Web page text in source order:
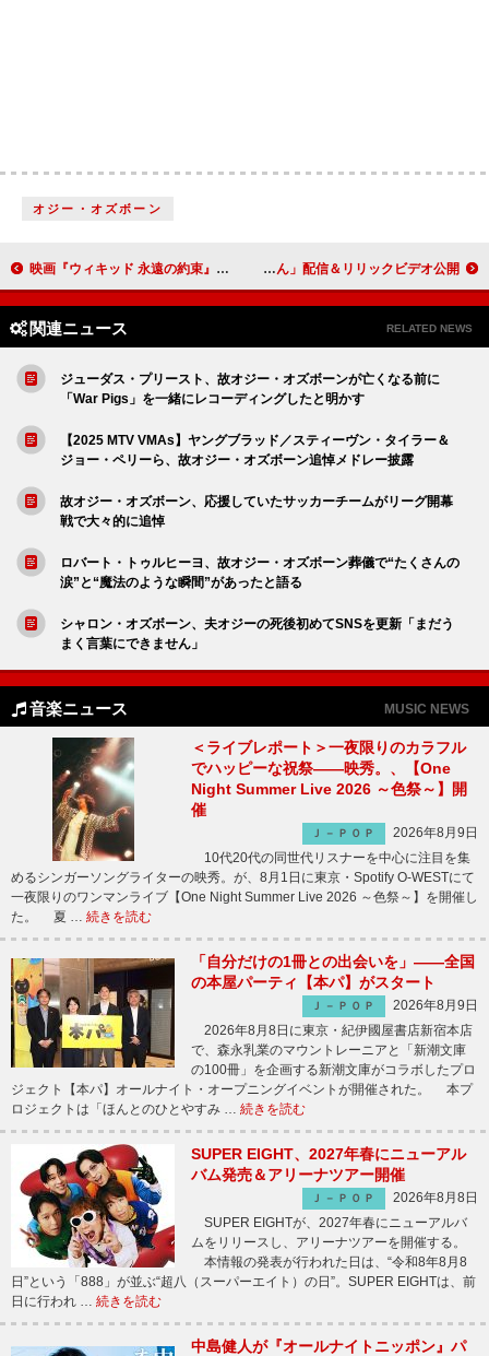
オジー・オズボーン
映画『ウィキッド 永遠の約束』サントラ発売日＆トラックリスト解禁、オリジナル曲2曲収録 Chevon、対バンツアーに向けて制作した新曲「るてん」配信＆リリックビデオ公開
関連ニュース RELATED NEWS
ジューダス・プリースト、故オジー・オズボーンが亡くなる前に
「War Pigs」を一緒にレコーディングしたと明かす
【2025 MTV VMAs】ヤングブラッド／スティーヴン・タイラー＆
ジョー・ペリーら、故オジー・オズボーン追悼メドレー披露
故オジー・オズボーン、応援していたサッカーチームがリーグ開幕
戦で大々的に追悼
ロバート・トゥルヒーヨ、故オジー・オズボーン葬儀で“たくさんの
涙”と“魔法のような瞬間”があったと語る
シャロン・オズボーン、夫オジーの死後初めてSNSを更新「まだう
まく言葉にできません」
音楽ニュース MUSIC NEWS
＜ライブレポート＞一夜限りのカラフル
でハッピーな祝祭――映秀。、【One
Night Summer Live 2026 ～色祭～】開
催
Ｊ－ＰＯＰ
2026年8月9日
10代20代の同世代リスナーを中心に注目を集
めるシンガーソングライターの映秀。が、8月1日に東京・Spotify O-WESTにて
一夜限りのワンマンライブ【One Night Summer Live 2026 ～色祭～】を開催し
た。 夏 … 続きを読む
「自分だけの1冊との出会いを」――全国
の本屋パーティ【本パ】がスタート
Ｊ－ＰＯＰ
2026年8月9日
2026年8月8日に東京・紀伊國屋書店新宿本店
で、森永乳業のマウントレーニアと「新潮文庫
の100冊」を企画する新潮文庫がコラボしたプロ
ジェクト【本パ】オールナイト・オープニングイベントが開催された。 本プ
ロジェクトは「ほんとのひとやすみ … 続きを読む
SUPER EIGHT、2027年春にニューアル
バム発売＆アリーナツアー開催
Ｊ－ＰＯＰ
2026年8月8日
SUPER EIGHTが、2027年春にニューアルバ
ムをリリースし、アリーナツアーを開催する。
本情報の発表が行われた日は、“令和8年8月8
日”という「888」が並ぶ“超八（スーパーエイト）の日”。SUPER EIGHTは、前
日に行われ … 続きを読む
中島健人が『オールナイトニッポン』パ